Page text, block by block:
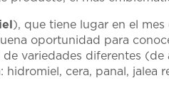
), que tiene lugar en el mes
oportunidad para
variedades diferentes (de
cera, panal, jalea